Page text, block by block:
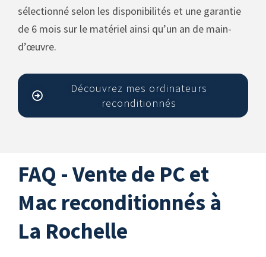
sélectionné selon les disponibilités et une garantie
de 6 mois sur le matériel ainsi qu’un an de main-
d’œuvre.
Découvrez mes ordinateurs
reconditionnés
FAQ - Vente de PC et
Mac reconditionnés à
La Rochelle